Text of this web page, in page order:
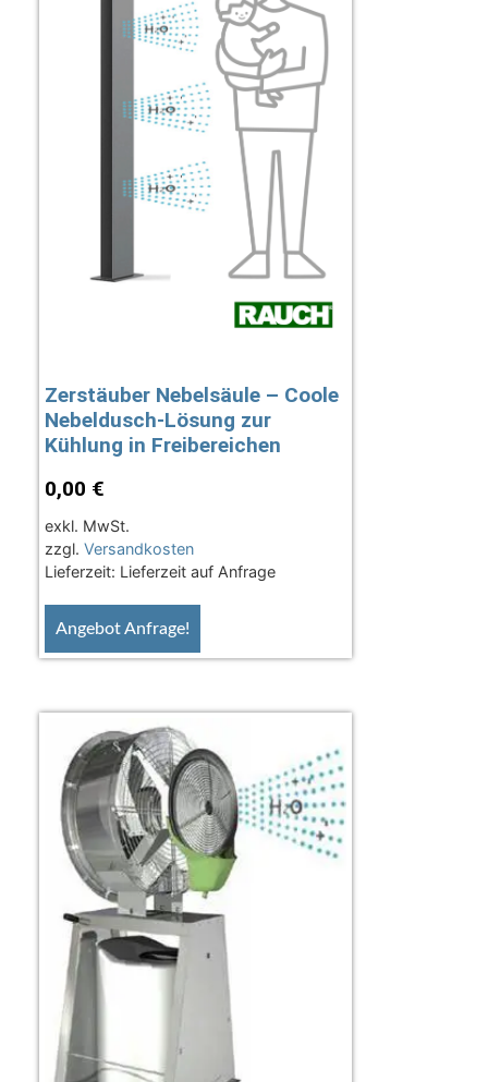
Zerstäuber Nebelsäule – Coole
Nebeldusch-Lösung zur
Kühlung in Freibereichen
0,00 €
exkl. MwSt.
zzgl. Versandkosten
Lieferzeit: Lieferzeit auf Anfrage
Angebot Anfrage!